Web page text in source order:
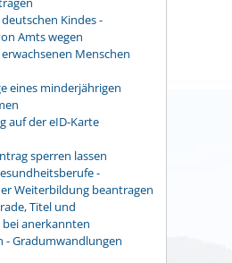
Kindes -
Amts wegen
Menschen
eines minderjährigen
auf der eID-Karte
sperren lassen
-
Weiterbildung beantragen
Titel und
bei anerkannten
- Gradumwandlungen